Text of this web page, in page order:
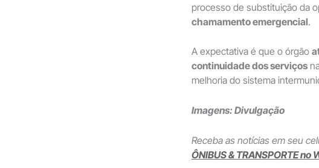
processo de substituição da
chamamento emergencial.
A expectativa é que o órgão
continuidade dos serviços
melhoria do sistema
Imagens: Divulgação
Receba as notícias em seu
ÔNIBUS & TRANSPORTE no